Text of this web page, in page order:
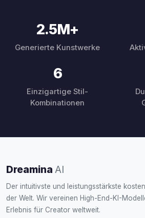
2.5M+
Generierte Kunstwerke
6
Einzigartige Stil-
Kombinationen
Dreamina AI
Der intuitivste und leistungsstärkste
der Welt. Wir vereinen High-End-KI-
Erlebnis für Creator weltweit.